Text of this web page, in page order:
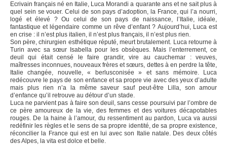
Ecrivain français né en Italie, Luca Morandi a quarante ans et ne sait plus à
quel sein se vouer. Celui de son pays d’adoption, la France, qui l’a nourri,
logé et élevé ? Ou celui de son pays de naissance, l’Italie, idéale,
fantastique et légendaire comme un rêve d’enfant ? Aujourd’hui, Luca est
en crise : il n’est plus italien, il n’est plus français, il n’est plus rien.
Son père, chirurgien esthétique réputé, meurt brutalement. Luca retourne à
Turin avec sa sœur Isabella pour les obsèques. Mais l’enterrement, ce
deuil qui était censé le faire grandir, vire au cauchemar : veuves,
maîtresses inconnues, nouveaux frères et sœurs, dettes à en perdre la tête,
Italie changée, nouvelle, « berlusconisée » et sans mémoire. Luca
redécouvre le pays de son enfance et sa propre vie avec des yeux d’adulte
mais plus rien n’a la même saveur sauf peut-être Lilla, son amour
d’enfance qu’il retrouve au détour d’un stade.
Luca ne parvient pas à faire son deuil, sans cesse poursuivi par l’ombre de
ce père amoureux de la vie, des femmes et des voitures décapotables
rouges. De la haine à l’amour, du ressentiment au pardon, Luca va aussi
redéfinir les règles et le sens de sa propre identité, de sa propre existence,
réconcilier la France qui est en lui avec son Italie natale. Des deux côtés
des Alpes, la vita est dolce et belle.